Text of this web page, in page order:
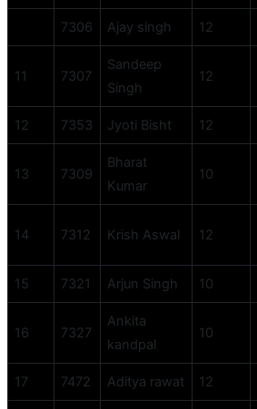
7306 Ajay singh 12
11 7307
Sandeep
Singh
12
12 7353 Jyoti Bisht 12
13 7309
Bharat
Kumar
10
14 7312 Krish Aswal 12
15 7321 Arjun Singh 10
16 7327
Ankita
kandpal
10
17 7472 Aditya rawat 12